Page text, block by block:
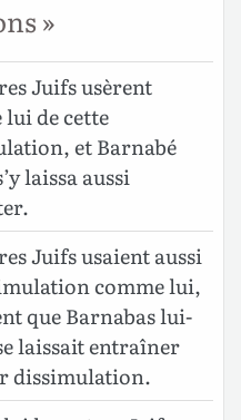
»
Juifs usèrent
lui de cette
et Barnabé
laissa aussi
Juifs usaient aussi
comme lui,
que Barnabas lui-
laissait entraîner
dissimulation.